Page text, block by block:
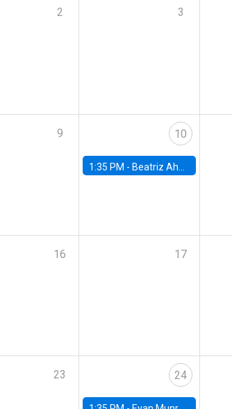
2 3
9 10
1:35 PM - Beatriz Ahumada, PhD candidate, Universidad de Pittsburgh
16 17
23 24